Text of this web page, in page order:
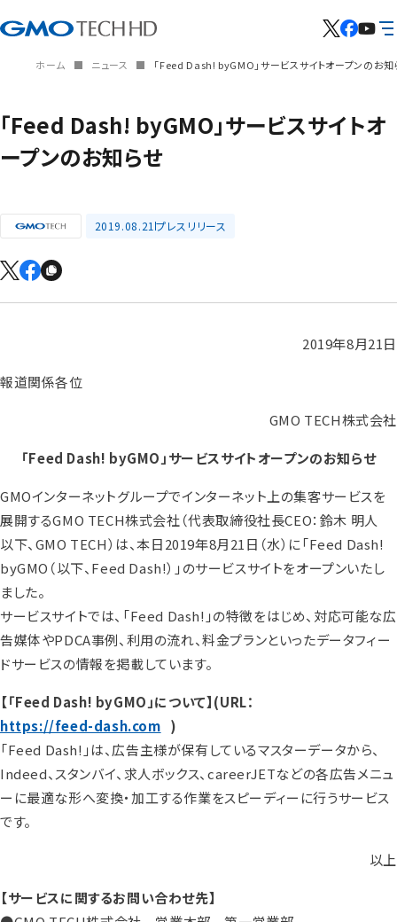
ホーム ニュース 「Feed Dash! byGMO」サービスサイトオープンのお知
「Feed Dash! byGMO」サービスサイトオ
ープンのお知らせ
2019.08.21 プレスリリース
2019年8月21日
報道関係各位
GMO TECH株式会社
「Feed Dash! byGMO」サービスサイトオープンのお知らせ
GMOインターネットグループでインターネット上の集客サービスを
展開するGMO TECH株式会社（代表取締役社長CEO：鈴木 明人
以下、GMO TECH）は、本日2019年8月21日（水）に「Feed Dash!
byGMO（以下、Feed Dash!）」のサービスサイトをオープンいたし
ました。
サービスサイトでは、「Feed Dash!」の特徴をはじめ、対応可能な広
告媒体やPDCA事例、利用の流れ、料金プランといったデータフィー
ドサービスの情報を掲載しています。
【「Feed Dash! byGMO」について】(URL：
https://feed-dash.com )
「Feed Dash!」は、広告主様が保有しているマスターデータから、
Indeed、スタンバイ、求人ボックス、careerJETなどの各広告メニュ
ーに最適な形へ変換・加工する作業をスピーディーに行うサービス
です。
以上
【サービスに関するお問い合わせ先】